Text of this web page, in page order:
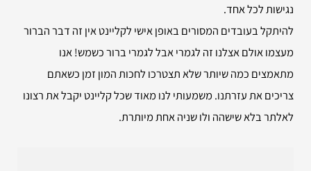
נגישות לכל אחד.
להיתקל בעובדים המסורים באופן אישי לקליינט אין זה דבר הברור
מעצמו אולם אצלנו זה לגמרי אבל לגמרי ברור כשמש! אנו
מתאמצים כמה שיותר שלא תצטרכו לחכות המון זמן כשאתם
צריכים את עזרתנו. משמעותי לנו מאוד שכל קליינט יקבל את רצונו
לאלתר בלא שישהה ולו שניה אחת מיותרת.